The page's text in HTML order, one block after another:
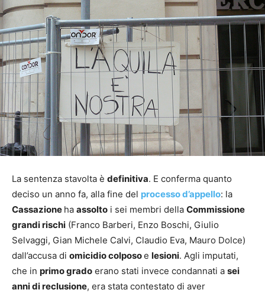
La sentenza stavolta è definitiva. E conferma quanto
deciso un anno fa, alla fine del processo d’appello: la
Cassazione ha assolto i sei membri della Commissione
grandi rischi (Franco Barberi, Enzo Boschi, Giulio
Selvaggi, Gian Michele Calvi, Claudio Eva, Mauro Dolce)
dall’accusa di omicidio colposoe lesioni. Agli imputati,
che in primo grado erano stati invece condannati a sei
anni di reclusione, era stata contestato di aver